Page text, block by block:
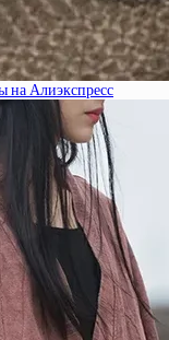
на Алиэкспресс